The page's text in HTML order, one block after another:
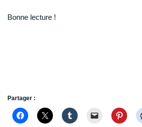
Bonne lecture !
Partager :